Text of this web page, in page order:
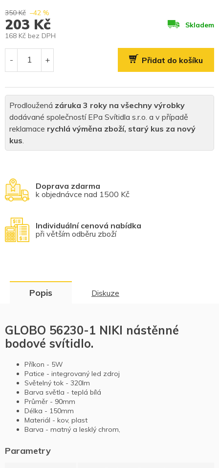
Doprava zdarma
k objednávce nad 1500 Kč
Individuální cenová nabídka
při větším odběru zboží
Prodloužená záruka 3 roky na všechny výrobky
dodávané společností EPa Svítidla s.r.o. a v případě
reklamace rychlá výměna zboží, starý kus za nový
kus.
350 Kč –42 %
203 Kč
168 Kč bez DPH
Skladem
Přidat do košíku
Popis Diskuze
GLOBO 56230-1 NIKI nástěnné
bodové svítidlo.
Příkon - 5W
Patice - integrovaný led zdroj
Světelný tok - 320lm
Barva světla - teplá bílá
Průměr - 90mm
Délka - 150mm
Materiál - kov, plast
Barva - matný a lesklý chrom,